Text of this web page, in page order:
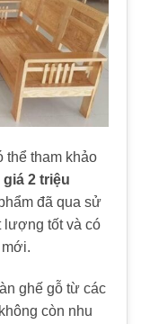
thể tham khảo
2 triệu
đã qua sử
lượng tốt và có
ghế gỗ từ các
còn nhu